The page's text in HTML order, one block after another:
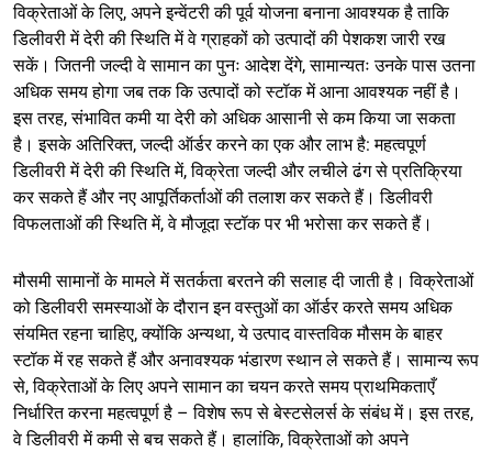
विक्रेताओं के लिए, अपने इन्वेंटरी की पूर्व योजना बनाना आवश्यक है ताकि
डिलीवरी में देरी की स्थिति में वे ग्राहकों को उत्पादों की पेशकश जारी रख
सकें। जितनी जल्दी वे सामान का पुनः आदेश देंगे, सामान्यतः उनके पास उतना
अधिक समय होगा जब तक कि उत्पादों को स्टॉक में आना आवश्यक नहीं है।
इस तरह, संभावित कमी या देरी को अधिक आसानी से कम किया जा सकता
है। इसके अतिरिक्त, जल्दी ऑर्डर करने का एक और लाभ है: महत्वपूर्ण
डिलीवरी में देरी की स्थिति में, विक्रेता जल्दी और लचीले ढंग से प्रतिक्रिया
कर सकते हैं और नए आपूर्तिकर्ताओं की तलाश कर सकते हैं। डिलीवरी
विफलताओं की स्थिति में, वे मौजूदा स्टॉक पर भी भरोसा कर सकते हैं।
मौसमी सामानों के मामले में सतर्कता बरतने की सलाह दी जाती है। विक्रेताओं
को डिलीवरी समस्याओं के दौरान इन वस्तुओं का ऑर्डर करते समय अधिक
संयमित रहना चाहिए, क्योंकि अन्यथा, ये उत्पाद वास्तविक मौसम के बाहर
स्टॉक में रह सकते हैं और अनावश्यक भंडारण स्थान ले सकते हैं। सामान्य रूप
से, विक्रेताओं के लिए अपने सामान का चयन करते समय प्राथमिकताएँ
निर्धारित करना महत्वपूर्ण है – विशेष रूप से बेस्टसेलर्स के संबंध में। इस तरह,
वे डिलीवरी में कमी से बच सकते हैं। हालांकि, विक्रेताओं को अपने